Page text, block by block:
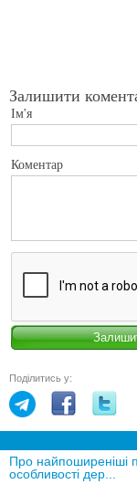
Залишити
Ім'я
Коментар
Поділитись у:
Про найпоширеніші
особливості дер...